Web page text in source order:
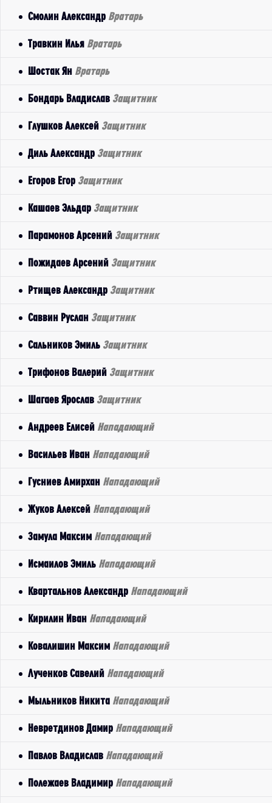
Смолин Александр Вратарь
Травкин Илья Вратарь
Шостак Ян Вратарь
Бондарь Владислав Защитник
Глушков Алексей Защитник
Диль Александр Защитник
Егоров Егор Защитник
Кашаев Эльдар Защитник
Парамонов Арсений Защитник
Пожидаев Арсений Защитник
Ртищев Александр Защитник
Саввин Руслан Защитник
Сальников Эмиль Защитник
Трифонов Валерий Защитник
Шагаев Ярослав Защитник
Андреев Елисей Нападающий
Васильев Иван Нападающий
Гусниев Амирхан Нападающий
Жуков Алексей Нападающий
Замула Максим Нападающий
Исмаилов Эмиль Нападающий
Квартальнов Александр Нападающий
Кирилин Иван Нападающий
Ковалишин Максим Нападающий
Лученков Савелий Нападающий
Мыльников Никита Нападающий
Невретдинов Дамир Нападающий
Павлов Владислав Нападающий
Полежаев Владимир Нападающий